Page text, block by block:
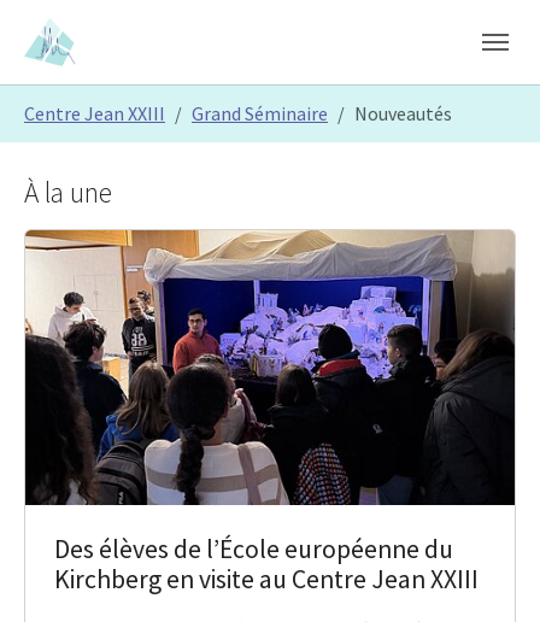
Skip to main content
Skip to page footer
Centre Jean XXIII Grand Séminaire Nouveautés
À la une
Des élèves de l’École européenne du
Kirchberg en visite au Centre Jean XXIII